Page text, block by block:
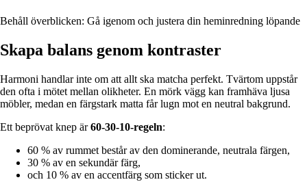
Behåll överblicken: Gå igenom och justera din heminredning löpande
Skapa balans genom kontraster
Harmoni handlar inte om att allt ska matcha perfekt. Tvärtom uppstår
den ofta i mötet mellan olikheter. En mörk vägg kan framhäva ljusa
möbler, medan en färgstark matta får lugn mot en neutral bakgrund.
Ett beprövat knep är60-30-10-regeln:
60 % av rummet består av den dominerande, neutrala färgen,
30 % av en sekundär färg,
och 10 % av en accentfärg som sticker ut.